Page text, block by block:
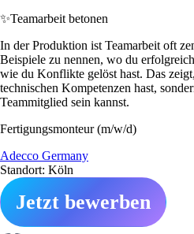
✨Teamarbeit betonen
In der Produktion ist Teamarbeit oft
Beispiele zu nennen, wo du
wie du Konflikte gelöst hast. Das
technischen Kompetenzen hast,
Teammitglied sein kannst.
Fertigungsmonteur (m/w/d)
Adecco Germany
Standort: Köln
Jetzt bewerben